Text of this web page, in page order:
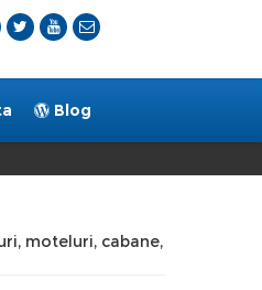
Blog
moteluri, cabane,